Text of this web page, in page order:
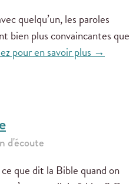
quelqu’un, les paroles
bien plus convaincantes que
pour en savoir plus →
d'écoute
que dit la Bible quand on